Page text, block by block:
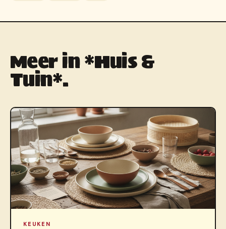
Meer in *Huis &
Tuin*.
KEUKEN